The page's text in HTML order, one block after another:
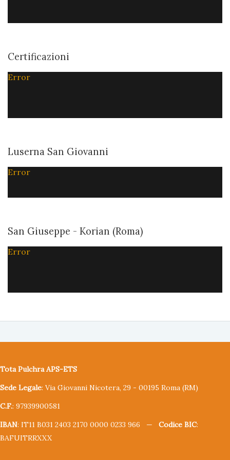
Certificazioni
Error
Luserna San Giovanni
Error
San Giuseppe - Korian (Roma)
Error
Tota Pulchra APS-ETS
Sede Legale: Via Giovanni Nicotera, 29 - 00195 Roma (RM)
C.F.: 97939900581
IBAN: IT11 B031 2403 2170 0000 0233 966 — Codice BIC:
BAFUITRRXXX